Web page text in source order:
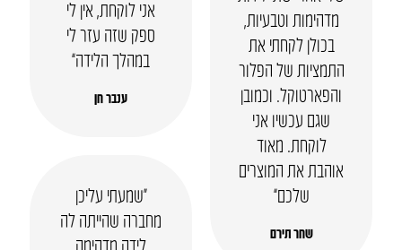
אני לוקחת, אין לי
ספק שזה עזר לי
במהלך הלידה”
ענבר חן
מדהימות וטבעיות,
בכולן לקחתי את
התמציות של הפלור
והפארטוקל. וכמובן
שגם עכשיו אני
לוקחת. מאוד
אוהבת את המוצרים
שלכם”
שחר תירם
“שמעתי עליכן
מחברה שהייתה לה
לידה מדהימה